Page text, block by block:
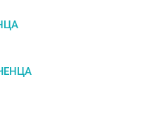
простых рамочных